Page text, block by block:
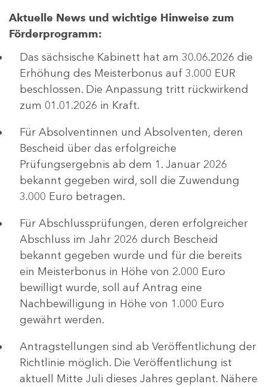
Aktuelle News und wichtige Hinweise zum
Förderprogramm:
Das sächsische Kabinett hat am 30.06.2026 die
Erhöhung des Meisterbonus auf 3.000 EUR
beschlossen. Die Anpassung tritt rückwirkend
zum 01.01.2026 in Kraft.
Für Absolventinnen und Absolventen, deren
Bescheid über das erfolgreiche
Prüfungsergebnis ab dem 1. Januar 2026
bekannt gegeben wird, soll die Zuwendung
3.000 Euro betragen.
Für Abschlussprüfungen, deren erfolgreicher
Abschluss im Jahr 2026 durch Bescheid
bekannt gegeben wurde und für die bereits
ein Meisterbonus in Höhe von 2.000 Euro
bewilligt wurde, soll auf Antrag eine
Nachbewilligung in Höhe von 1.000 Euro
gewährt werden.
Antragstellungen sind ab Veröffentlichung der
Richtlinie möglich. Die Veröffentlichung ist
aktuell Mitte Juli dieses Jahres geplant. Nähere